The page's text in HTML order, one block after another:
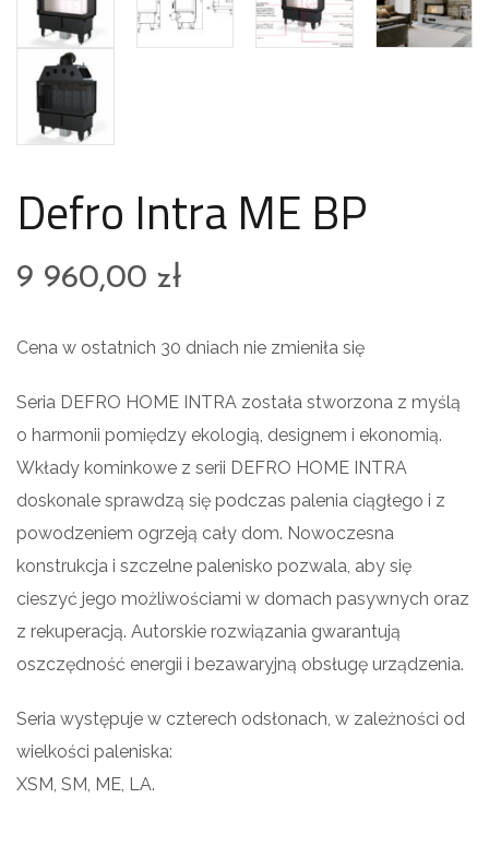
Defro Intra ME BP
9 960,00 zł
Cena w ostatnich 30 dniach nie zmieniła się
Seria DEFRO HOME INTRA została stworzona z myślą
o harmonii pomiędzy ekologią, designem i ekonomią.
Wkłady kominkowe z serii DEFRO HOME INTRA
doskonale sprawdzą się podczas palenia ciągłego i z
powodzeniem ogrzeją cały dom. Nowoczesna
konstrukcja i szczelne palenisko pozwala, aby się
cieszyć jego możliwościami w domach pasywnych oraz
z rekuperacją. Autorskie rozwiązania gwarantują
oszczędność energii i bezawaryjną obsługę urządzenia.
Seria występuje w czterech odsłonach, w zależności od
wielkości paleniska:
XSM, SM, ME, LA.